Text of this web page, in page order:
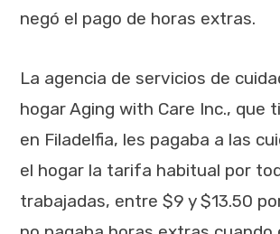
negó el pago de horas extras.
La agencia de servicios de
hogar Aging with Care Inc., que
en Filadelfia, les pagaba a las
el hogar la tarifa habitual por
trabajadas, entre $9 y $13.50